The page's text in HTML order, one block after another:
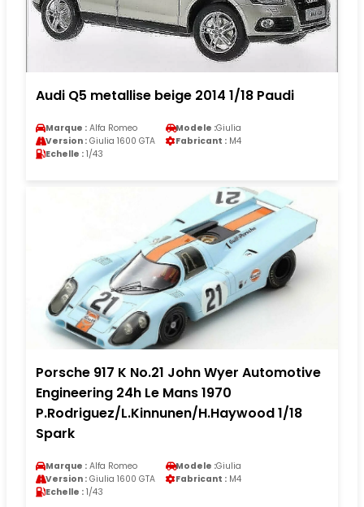
Audi Q5 metallise beige 2014 1/18 Paudi
Marque : Alfa Romeo Modele :Giulia
Version : Giulia 1600 GTA Fabricant : M4
Echelle : 1/43
Porsche 917 K No.21 John Wyer Automotive
Engineering 24h Le Mans 1970
P.Rodriguez/L.Kinnunen/H.Haywood 1/18
Spark
Marque : Alfa Romeo Modele :Giulia
Version : Giulia 1600 GTA Fabricant : M4
Echelle : 1/43